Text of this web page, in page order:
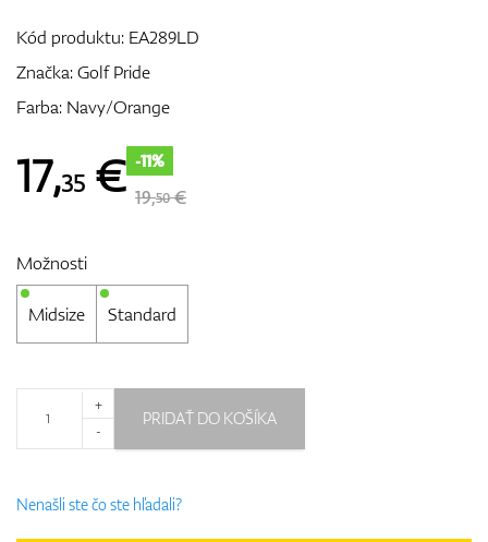
Darčekové poukážky
Kód produktu: EA289LD
Značka:Golf Pride
Farba: Navy/Orange
17,35 € -11%
19,50€
Možnosti
Midsize Standard
+
-
PRIDAŤ DO KOŠÍKA
Nenašli ste čo ste hľadali?